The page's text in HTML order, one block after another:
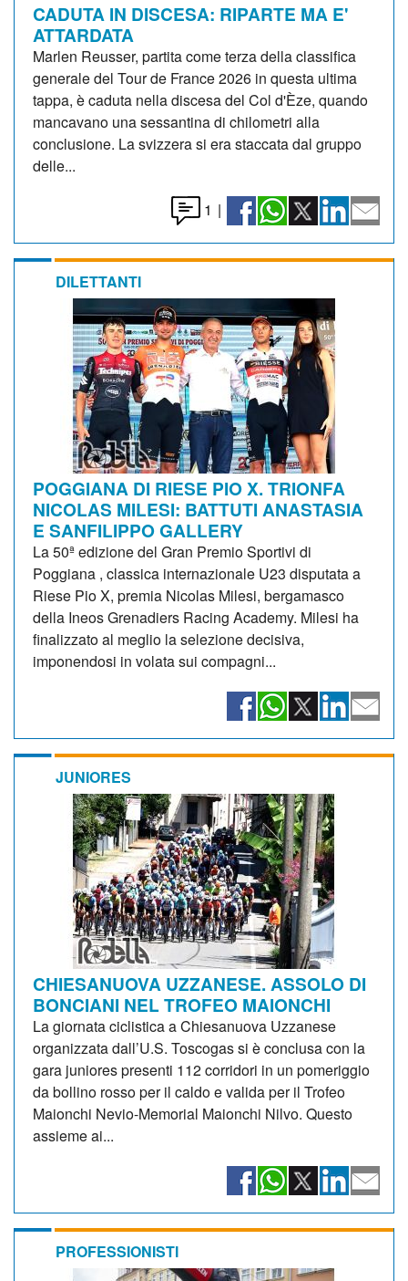
CADUTA IN DISCESA: RIPARTE MA E'
ATTARDATA
Marlen Reusser, partita come terza della classifica
generale del Tour de France 2026 in questa ultima
tappa, è caduta nella discesa del Col d'Èze, quando
mancavano una sessantina di chilometri alla
conclusione. La svizzera si era staccata dal gruppo
delle...
1 |
DILETTANTI
POGGIANA DI RIESE PIO X. TRIONFA
NICOLAS MILESI: BATTUTI ANASTASIA
E SANFILIPPO GALLERY
La 50ª edizione del Gran Premio Sportivi di
Poggiana , classica internazionale U23 disputata a
Riese Pio X, premia Nicolas Milesi, bergamasco
della Ineos Grenadiers Racing Academy. Milesi ha
finalizzato al meglio la selezione decisiva,
imponendosi in volata sui compagni...
JUNIORES
CHIESANUOVA UZZANESE. ASSOLO DI
BONCIANI NEL TROFEO MAIONCHI
La giornata ciclistica a Chiesanuova Uzzanese
organizzata dall’U.S. Toscogas si è conclusa con la
gara juniores presenti 112 corridori in un pomeriggio
da bollino rosso per il caldo e valida per il Trofeo
Maionchi Nevio-Memorial Maionchi Nilvo. Questo
assieme ai...
PROFESSIONISTI